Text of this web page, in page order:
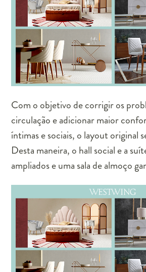
Com o objetivo de corrigir os
circulação e adicionar maior
íntimas e sociais, o layout original
Desta maneira, o hall social e a
ampliados e uma sala de almoço